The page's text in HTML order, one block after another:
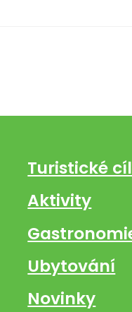
Turistické
Aktivity
Ubytování
Novinky